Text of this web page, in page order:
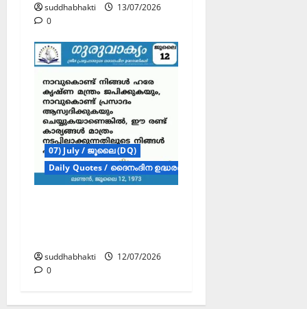
suddhabhakti
13/07/2026
0
07) July / ജൂലൈ (DQ)
Daily Quotes / ദൈനംദിന ഉദ്ധരണികൾ
suddhabhakti
12/07/2026
0